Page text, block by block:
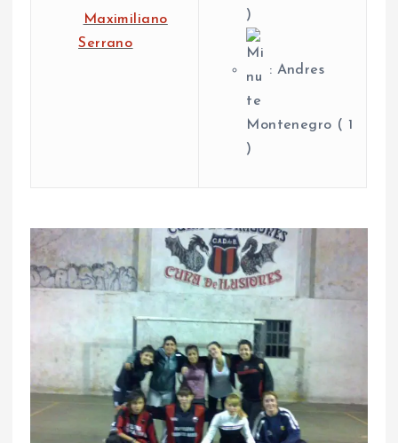
Maximiliano
Serrano
)
: Andres
Montenegro ( 1
)